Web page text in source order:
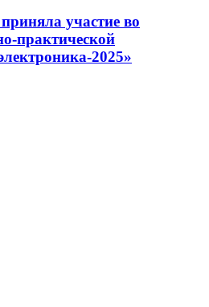
участие во
практической
2025»